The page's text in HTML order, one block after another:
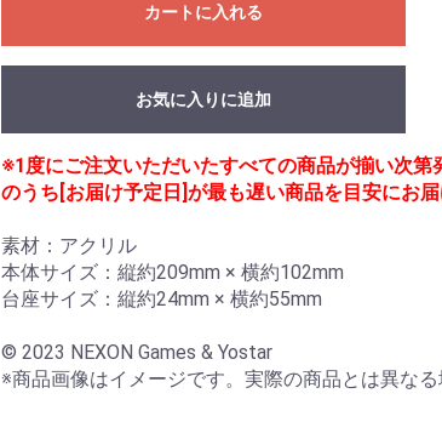
カートに入れる
お気に入りに追加
※1度にご注文いただいたすべての商品が揃い次第
のうち[お届け予定日]が最も遅い商品を目安にお届
素材：アクリル
本体サイズ：縦約209mm × 横約102mm
台座サイズ：縦約24mm × 横約55mm
© 2023 NEXON Games & Yostar
※商品画像はイメージです。実際の商品とは異なる